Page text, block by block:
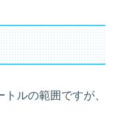
ルの範囲ですが、